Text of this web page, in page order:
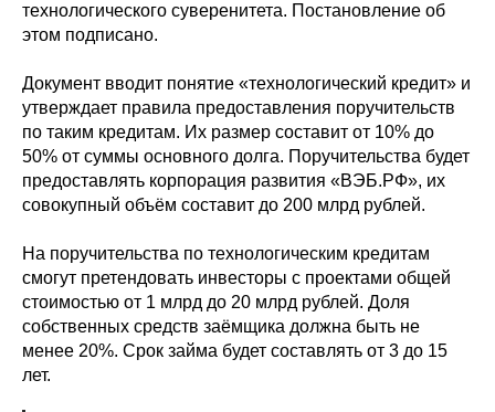
технологического суверенитета. Постановление об
этом подписано.
Документ вводит понятие «технологический кредит» и
утверждает правила предоставления поручительств
по таким кредитам. Их размер составит от 10% до
50% от суммы основного долга. Поручительства будет
предоставлять корпорация развития «ВЭБ.РФ», их
совокупный объём составит до 200 млрд рублей.
На поручительства по технологическим кредитам
смогут претендовать инвесторы с проектами общей
стоимостью от 1 млрд до 20 млрд рублей. Доля
собственных средств заёмщика должна быть не
менее 20%. Срок займа будет составлять от 3 до 15
лет.